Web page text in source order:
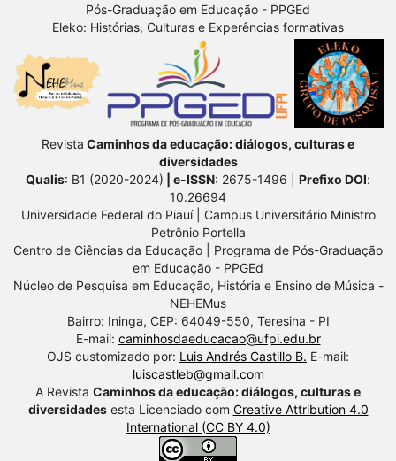
Pós-Graduação em Educação - PPGEd
Eleko: Histórias, Culturas e Experências formativas
Revista Caminhos da educação: diálogos, culturas e
diversidades
Qualis: B1 (2020-2024) | e-ISSN: 2675-1496 | Prefixo DOI:
10.26694
Universidade Federal do Piauí | Campus Universitário Ministro
Petrônio Portella
Centro de Ciências da Educação | Programa de Pós-Graduação
em Educação - PPGEd
Núcleo de Pesquisa em Educação, História e Ensino de Música -
NEHEMus
Bairro: Ininga, CEP: 64049-550, Teresina - PI
E-mail: caminhosdaeducacao@ufpi.edu.br
OJS customizado por: Luis Andrés Castillo B. E-mail:
luiscastleb@gmail.com
A Revista Caminhos da educação: diálogos, culturas e
diversidadesesta Licenciado com Creative Attribution 4.0
International (CC BY 4.0)